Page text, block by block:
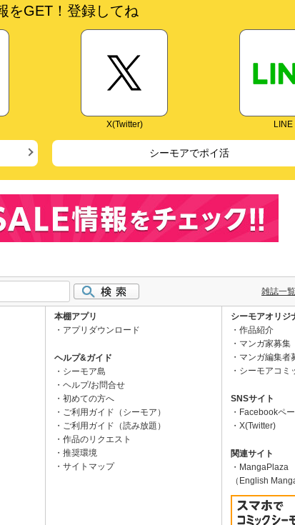
をGET！登録してね
X(Twitter) LINE
シーモアでポイ活
雑誌一覧
本棚アプリ
アプリダウンロード
ヘルプ&ガイド
シーモア島
ヘルプ/お問合せ
初めての方へ
ご利用ガイド（シーモア）
ご利用ガイド（読み放題）
作品のリクエスト
推奨環境
サイトマップ
シーモアオリジ
作品紹介
マンガ家募集
マンガ編集者
シーモアコミ
SNSサイト
Facebookペ
X(Twitter)
関連サイト
MangaPlaza
（English